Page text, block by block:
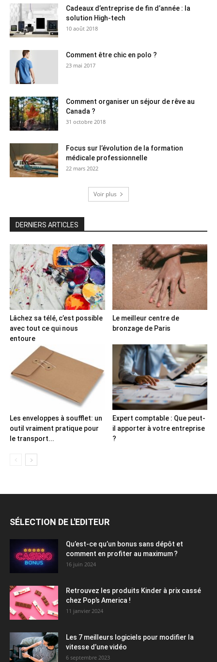
Cadeaux d’entreprise de fin d’année : la
solution High-tech
10 août 2018
Comment être chic en polo ?
23 mai 2017
Comment organiser un séjour de rêve au
Canada ?
31 octobre 2018
Focus sur l’évolution de la formation
médicale professionnelle
22 mars 2022
Voir plus
DERNIERS ARTICLES
Lâchez sa télé, c’est possible
avec tout ce qui nous
entoure
Le meilleur centre de
bronzage de Paris
Les enveloppes à soufflet: un
outil vraiment pratique pour
le transport...
Expert comptable : Que peut-
il apporter à votre entreprise
?
SÉLECTION DE L'EDITEUR
Qu’est-ce qu’un bonus sans dépôt et
comment en profiter au maximum ?
16 juin 2024
Retrouvez les produits Kinder à prix cassé
chez Pop’s America !
11 janvier 2024
Les 7 meilleurs logiciels pour modifier la
vitesse d’une vidéo
6 septembre 2023